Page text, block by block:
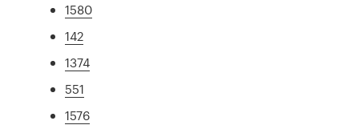
1580
142
1374
551
1576